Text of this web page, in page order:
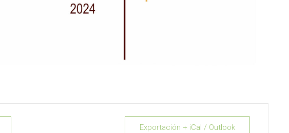
Exportación + iCal / Outlook